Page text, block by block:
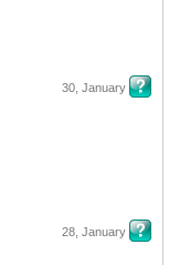
30, January
28, January